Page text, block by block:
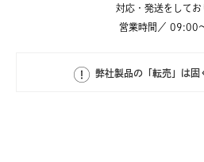
対応・発送をしてお
営業時間／ 09:00
弊社製品の「転売」は固